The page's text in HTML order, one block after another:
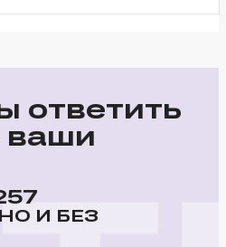
ответить
ваши
И БЕЗ